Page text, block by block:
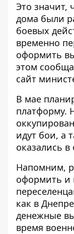
Это значит,
дома были
боевых
временно
оформить
этом
сайт
В мае
платформу.
идут бои, а
оказались
Напомним,
оформить и
как в
денежные
время